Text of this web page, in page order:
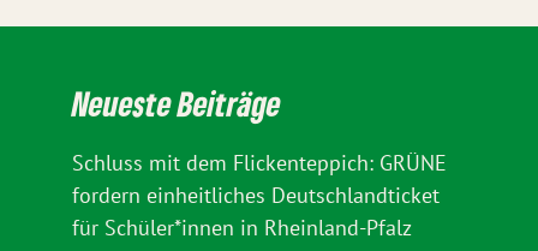
Neueste Beiträge
Schluss mit dem Flickenteppich: GRÜNE
fordern einheitliches Deutschlandticket
für Schüler*innen in Rheinland-Pfalz